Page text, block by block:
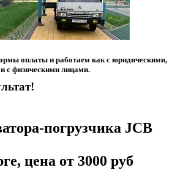
оплаты и работаем как с юридическими,
с физическими лицами.
погрузчика JCB
цена от 3000 руб